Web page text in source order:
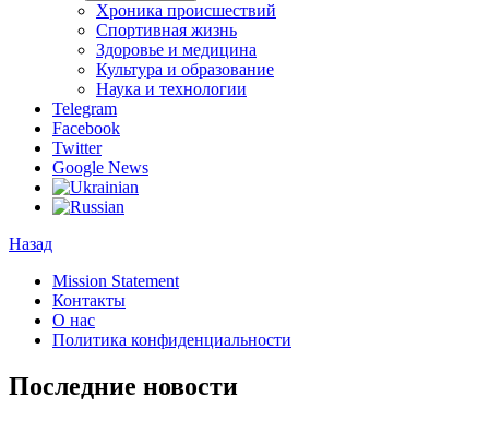
Хроника происшествий
Спортивная жизнь
Здоровье и медицина
Культура и образование
Наука и технологии
Telegram
Facebook
Twitter
Google News
Назад
Mission Statement
Контакты
О нас
Политика конфиденциальности
Последние новости